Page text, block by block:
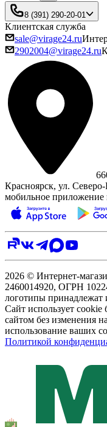
8 (391) 290-20-01
Клиентская служба
sale@virage24.ru
2902004@virage24.ru
Красноярск, ул.
мобильное приложение
2026 © Интернет-
2460014920, ОГРН
логотипы принадлежат
Сайт использует cookie
сайтом без изменения
использование ваших
Политикой